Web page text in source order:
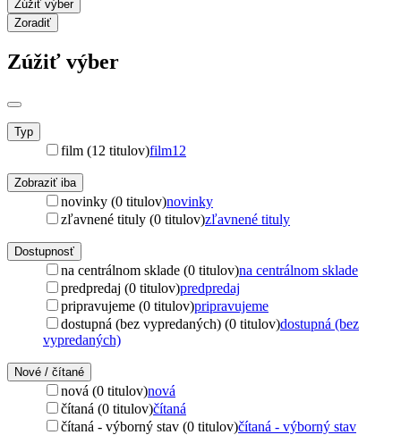
Zúžiť výber
Zoradiť
Zúžiť výber
Typ
film (12 titulov)film12
Zobraziť iba
novinky (0 titulov)novinky
zľavnené tituly (0 titulov)zľavnené tituly
Dostupnosť
na centrálnom sklade (0 titulov)na centrálnom sklade
predpredaj (0 titulov)predpredaj
pripravujeme (0 titulov)pripravujeme
dostupná (bez vypredaných) (0 titulov)dostupná (bez
vypredaných)
Nové / čítané
nová (0 titulov)nová
čítaná (0 titulov)čítaná
čítaná - výborný stav (0 titulov)čítaná - výborný stav